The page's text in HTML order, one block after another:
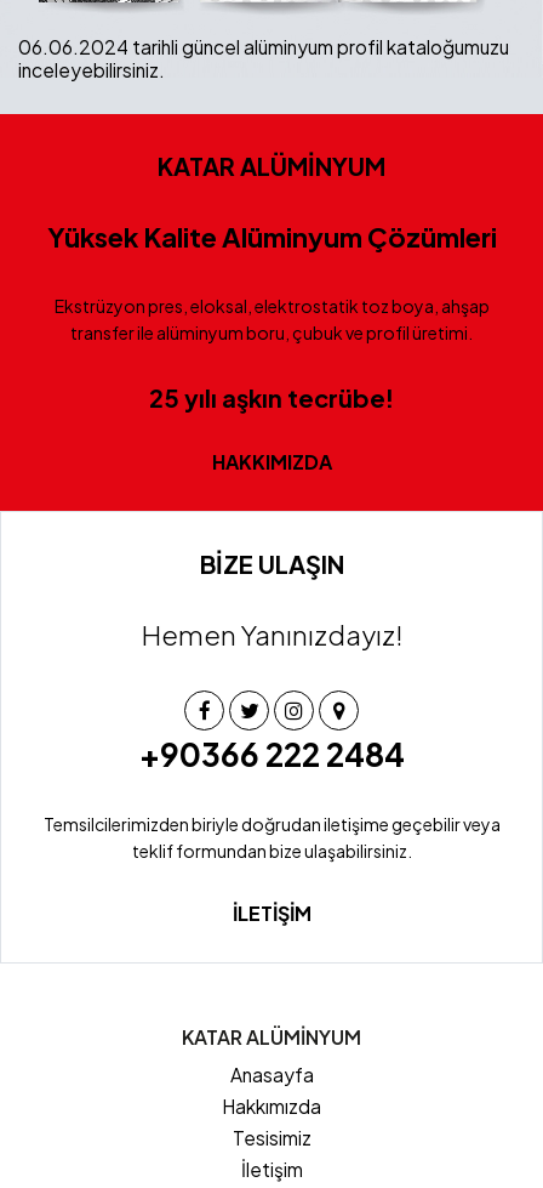
06.06.2024 tarihli güncel alüminyum profil kataloğumuzu
inceleyebilirsiniz.
KATAR ALÜMİNYUM
Yüksek Kalite Alüminyum Çözümleri
Ekstrüzyon pres, eloksal, elektrostatik toz boya, ahşap
transfer ile alüminyum boru, çubuk ve profil üretimi.
25 yılı aşkın tecrübe!
HAKKIMIZDA
BİZE ULAŞIN
Hemen Yanınızdayız!
+90366 222 2484
Temsilcilerimizden biriyle doğrudan iletişime geçebilir veya
teklif formundan bize ulaşabilirsiniz.
İLETİŞİM
KATAR ALÜMİNYUM
Anasayfa
Hakkımızda
Tesisimiz
İletişim